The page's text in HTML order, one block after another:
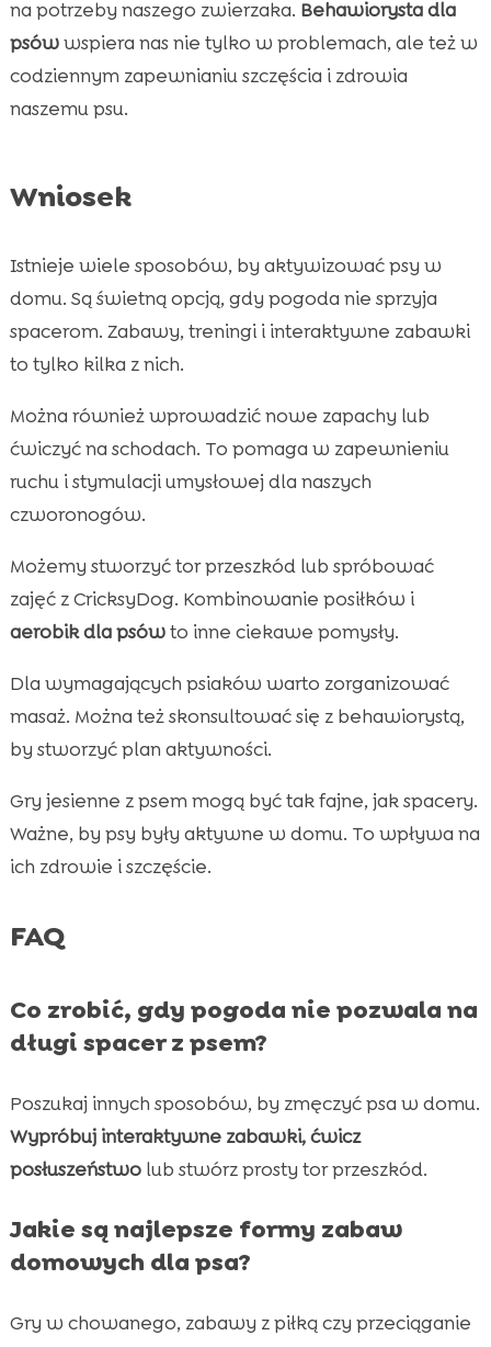
na potrzeby naszego zwierzaka. Behawiorysta dla
psówwspiera nas nie tylko w problemach, ale też w
codziennym zapewnianiu szczęścia i zdrowia
naszemu psu.
Wniosek
Istnieje wiele sposobów, by aktywizować psy w
domu. Są świetną opcją, gdy pogoda nie sprzyja
spacerom. Zabawy, treningi i interaktywne zabawki
to tylko kilka z nich.
Można również wprowadzić nowe zapachy lub
ćwiczyć na schodach. To pomaga w zapewnieniu
ruchu i stymulacji umysłowej dla naszych
czworonogów.
Możemy stworzyć tor przeszkód lub spróbować
zajęć z CricksyDog. Kombinowanie posiłków i
aerobik dla psówto inne ciekawe pomysły.
Dla wymagających psiaków warto zorganizować
masaż. Można też skonsultować się z behawiorystą,
by stworzyć plan aktywności.
Gry jesienne z psem mogą być tak fajne, jak spacery.
Ważne, by psy były aktywne w domu. To wpływa na
ich zdrowie i szczęście.
FAQ
Co zrobić, gdy pogoda nie pozwala na
długi spacer z psem?
Poszukaj innych sposobów, by zmęczyć psa w domu.
Wypróbuj interaktywne zabawki, ćwicz
posłuszeństwolub stwórz prosty tor przeszkód.
Jakie są najlepsze formy zabaw
domowych dla psa?
Gry w chowanego, zabawy z piłką czy przeciąganie